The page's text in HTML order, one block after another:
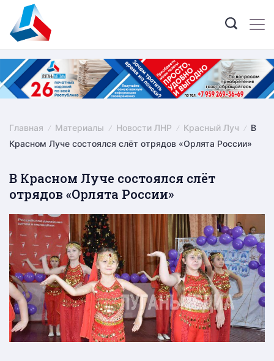
content
Главная Материалы Новости ЛНР Красный Луч
В
Красном Луче состоялся слёт отрядов «Орлята России»
В Красном Луче состоялся слёт
отрядов «Орлята России»